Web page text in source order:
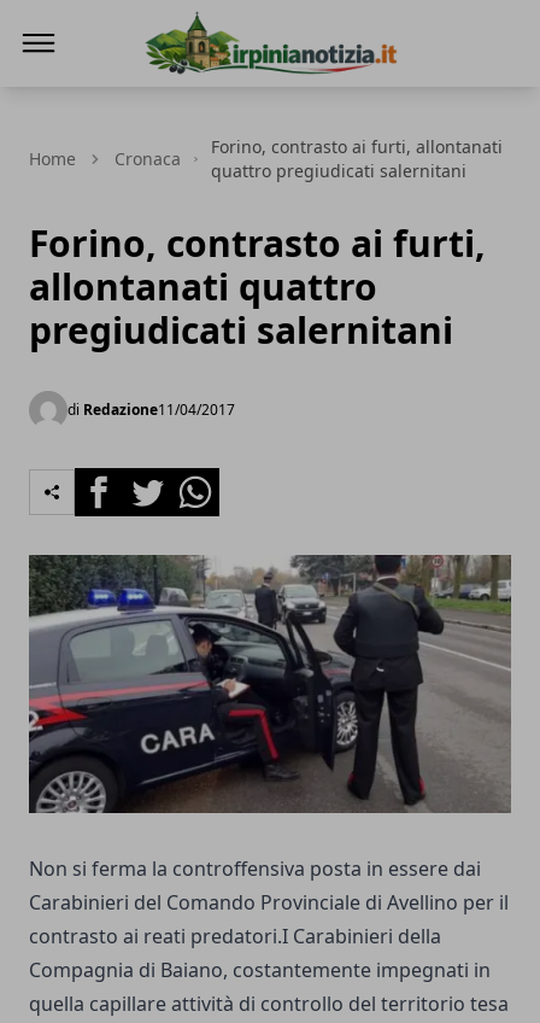
Home Cronaca
Forino, contrasto ai furti, allontanati
quattro pregiudicati salernitani
Forino, contrasto ai furti,
allontanati quattro
pregiudicati salernitani
di Redazione11/04/2017
FacebookTwitterWhatsapp
Non si ferma la controffensiva posta in essere dai
Carabinieri del Comando Provinciale di Avellino per il
contrasto ai reati predatori.I Carabinieri della
Compagnia di Baiano, costantemente impegnati in
quella capillare attività di controllo del territorio tesa